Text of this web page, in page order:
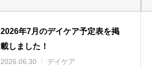
2026年7月のデイケア予定表を掲
載しました！
2026.06.30 デイケア